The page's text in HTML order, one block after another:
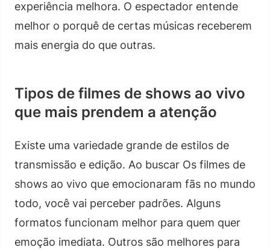
experiência melhora. O espectador entende
melhor o porquê de certas músicas receberem
mais energia do que outras.
Tipos de filmes de shows ao vivo
que mais prendem a atenção
Existe uma variedade grande de estilos de
transmissão e edição. Ao buscar Os filmes de
shows ao vivo que emocionaram fãs no mundo
todo, você vai perceber padrões. Alguns
formatos funcionam melhor para quem quer
emoção imediata. Outros são melhores para